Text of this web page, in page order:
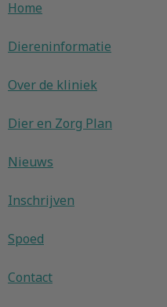
Home
Diereninformatie
Over de kliniek
Dier en Zorg Plan
Nieuws
Inschrijven
Spoed
Contact